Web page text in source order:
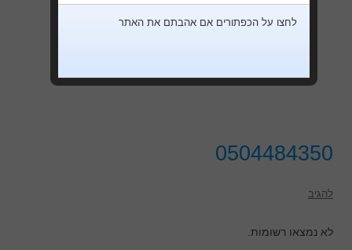
0504484350
להגיב
לא נמצאו רשומות.
לחצו על הכפתורים אם אהבתם את האתר